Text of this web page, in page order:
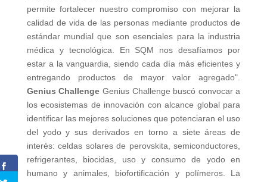
permite fortalecer nuestro compromiso con mejorar la
calidad de vida de las personas mediante productos de
estándar mundial que son esenciales para la industria
médica y tecnológica. En SQM nos desafíamos por
estar a la vanguardia, siendo cada día más eficientes y
entregando productos de mayor valor agregado".
Genius Challenge Genius Challenge buscó convocar a
los ecosistemas de innovación con alcance global para
identificar las mejores soluciones que potenciaran el uso
del yodo y sus derivados en torno a siete áreas de
interés: celdas solares de perovskita, semiconductores,
refrigerantes, biocidas, uso y consumo de yodo en
humano y animales, biofortificación y polímeros. La